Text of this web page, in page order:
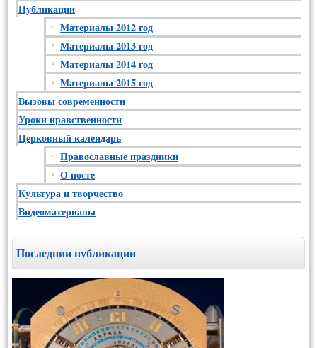
Публикации
Материалы 2012 год
Материалы 2013 год
Материалы 2014 год
Материалы 2015 год
Вызовы современности
Уроки нравственности
Церковный календарь
Православные праздники
О посте
Культура и творчество
Видеоматериалы
Последнии публикации